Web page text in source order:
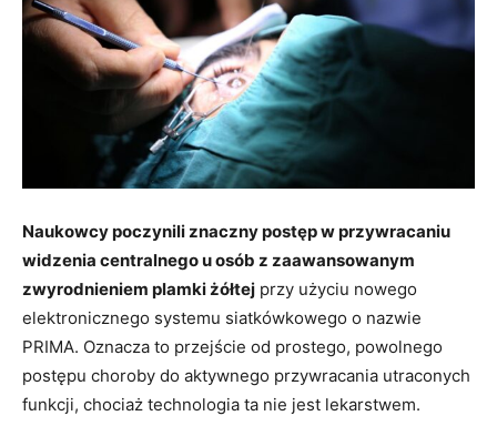
Naukowcy poczynili znaczny postęp w przywracaniu
widzenia centralnego u osób z zaawansowanym
zwyrodnieniem plamki żółtej przy użyciu nowego
elektronicznego systemu siatkówkowego o nazwie
PRIMA. Oznacza to przejście od prostego, powolnego
postępu choroby do aktywnego przywracania utraconych
funkcji, chociaż technologia ta nie jest lekarstwem.